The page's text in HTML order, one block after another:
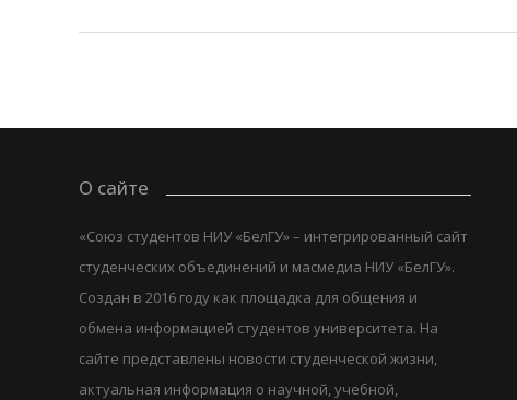
О сайте
«Союз студентов НИУ «БелГУ» – интегрированный сайт
студенческих объединений и масмедиа НИУ «БелГУ».
Создан в 2016 году как площадка для общения и
обмена информацией студентов университета. На
сайте представлены новости студенческой жизни,
актуальная информация о научной, учебной,